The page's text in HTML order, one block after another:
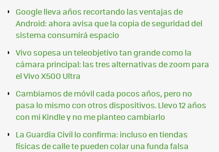
Google lleva años recortando las ventajas de
Android: ahora avisa que la copia de seguridad del
sistema consumirá espacio
Vivo sopesa un teleobjetivo tan grande como la
cámara principal: las tres alternativas de zoom para
el Vivo X500 Ultra
Cambiamos de móvil cada pocos años, pero no
pasa lo mismo con otros dispositivos. Llevo 12 años
con mi Kindle y no me planteo cambiarlo
La Guardia Civil lo confirma: incluso en tiendas
físicas de calle te pueden colar una funda falsa